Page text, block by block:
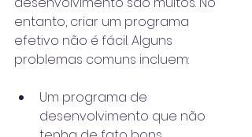
entanto, criar um programa
efetivo não é fácil. Alguns
problemas comuns incluem:
Um programa de
desenvolvimento que não